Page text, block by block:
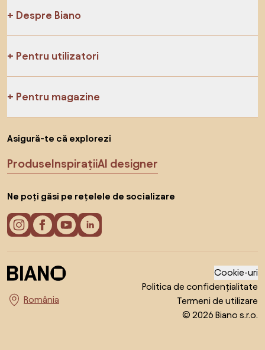
Despre Biano
Pentru utilizatori
Pentru magazine
Asigură-te că explorezi
ProduseInspirațiiAI designer
Ne poți găsi pe rețelele de socializare
Alege țara
Cookie-uri
Politica de confidențialitate
Termeni de utilizare
© 2026 Biano s.r.o.